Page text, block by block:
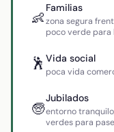
👶
Familias
zona segura
poco verde para
🕺 Vida social
poca vida
🧓
Jubilados
entorno
verdes para